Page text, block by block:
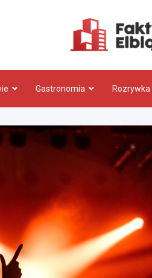
Gastronomia Rozrywka